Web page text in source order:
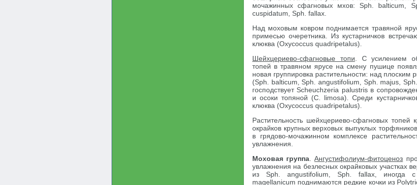
мочажинных сфагновых мхов: Sph. balticum,
cuspidatum, Sph. fallax.
Над моховым ковром поднимается травяной
примесью очеретника. Из кустарничков
клюква (Oxycoccus quadripetalus).
Шейхцериево-сфагновые топи . С усилением
топей в травяном ярусе на смену пушице
новая группировка растительности: над
(Sph. balticum, Sph. angustifolium, Sph. majus,
господствует Scheuchzeria palustris в
и осоки топяной (С. limosa). Среди
клюква (Oxycoccus quadripetalus).
Растительность шейхцериево-сфагновых
окрайков крупных верховых выпуклых
в грядово-мочажинном комплексе
увлажнения.
Моховая группа .Ангустифолиум-фитоценоз
увлажнения на безлесных окрайковых участках
из Sph. angustifolium, Sph. fallax, иногда с
magellanicum поднимаются редкие кочки из